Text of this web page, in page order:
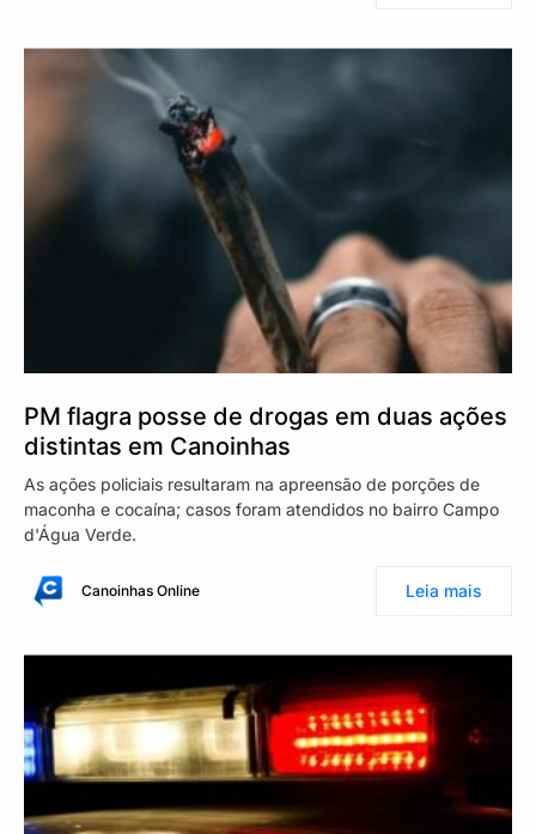
PM flagra posse de drogas em duas ações
distintas em Canoinhas
As ações policiais resultaram na apreensão de porções de
maconha e cocaína; casos foram atendidos no bairro Campo
d'Água Verde.
Canoinhas Online Leia mais